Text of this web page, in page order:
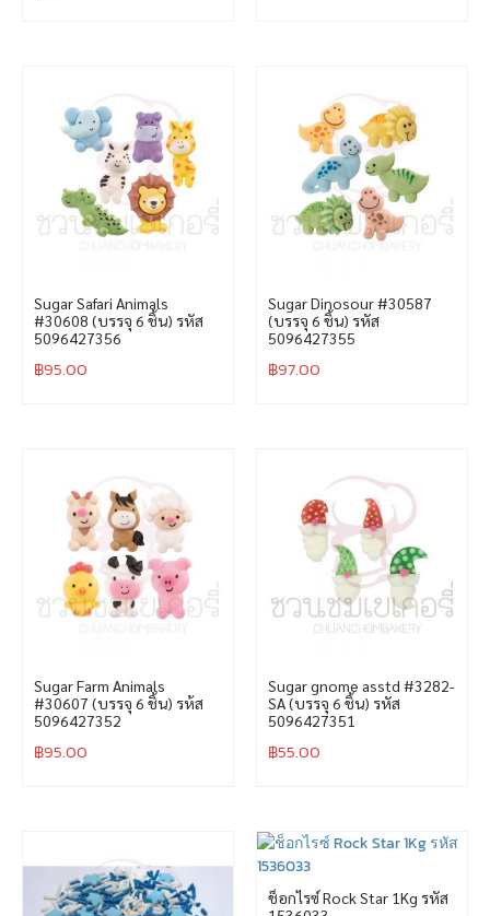
Sugar Safari Animals
#30608 (บรรจุ 6 ชิ้น) รหัส
5096427356
฿95.00
Sugar Dinosour #30587
(บรรจุ 6 ชิ้น) รหัส
5096427355
฿97.00
Sugar Farm Animals
#30607 (บรรจุ 6 ชิ้น) รห้ส
5096427352
฿95.00
Sugar gnome asstd #3282-
SA (บรรจุ 6 ชิ้น) รหัส
5096427351
฿55.00
ช็อกไรซ์ Rock Star 1Kg รหัส